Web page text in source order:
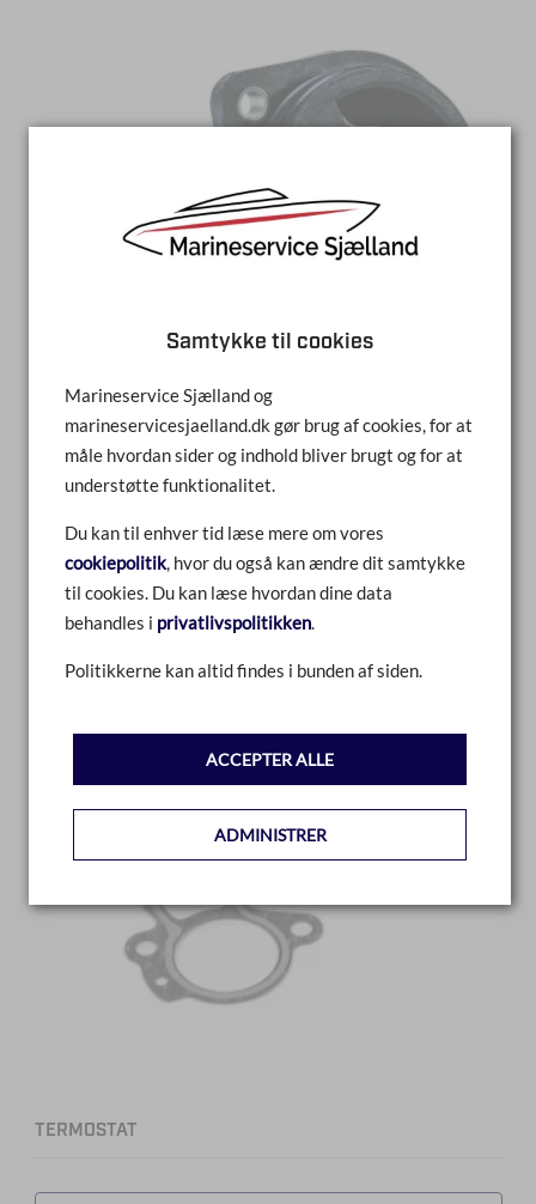
TERMOSTAT
SAMMENLIGN
LÆS MERE
TERMOSTAT
Samtykke til cookies
Marineservice Sjælland og
marineservicesjaelland.dk gør brug af cookies, for at
måle hvordan sider og indhold bliver brugt og for at
understøtte funktionalitet.
Du kan til enhver tid læse mere om vores
cookiepolitik, hvor du også kan ændre dit samtykke
til cookies. Du kan læse hvordan dine data
behandles i privatlivspolitikken.
Politikkerne kan altid findes i bunden af siden.
ACCEPTER ALLE
ADMINISTRER